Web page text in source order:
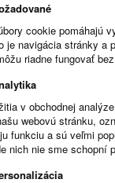
do súboru
cookie pomáhajú
je navigácia stránky a
riadne fungovať
v obchodnej
webovú stránku,
funkciu a sú veľmi
nich nie sme schopní